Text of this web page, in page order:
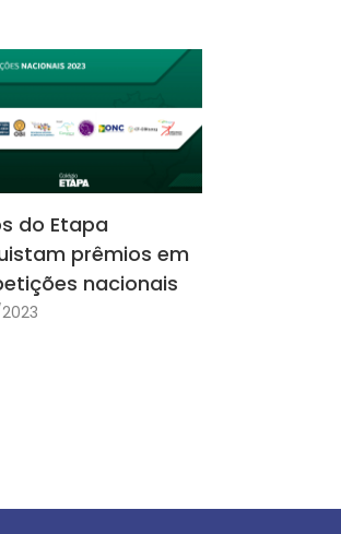
do Etapa
prêmios em
nacionais